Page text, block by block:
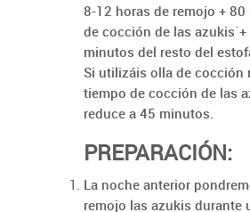
8-12 horas de remojo +
de cocción de las azukis´+
minutos del resto del
Si utilizáis olla de cocción
tiempo de cocción de las
reduce a 45 minutos.
PREPARACIÓN:
La noche anterior
remojo las azukis durante